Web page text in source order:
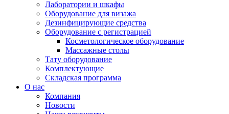
Лаборатории и шкафы
Оборудование для визажа
Дезинфицирующие средства
Оборудование с регистрацией
Косметологическое оборудование
Массажные столы
Тату оборудование
Комплектующие
Складская программа
О нас
Компания
Новости